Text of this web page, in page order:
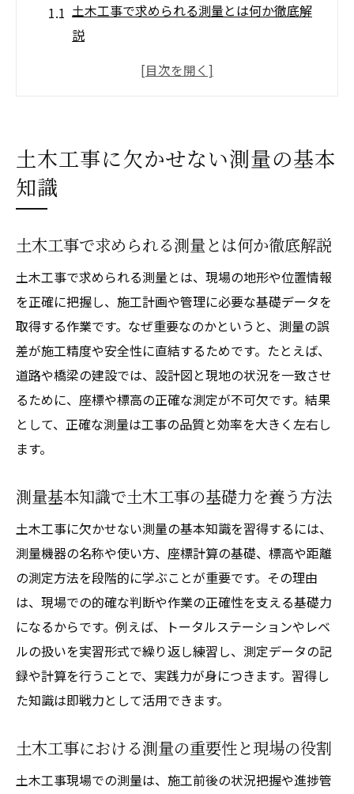
土木工事で求められる測量とは何か徹底解
説
測量基本知識で土木工事の基礎力を養う方
測量工程の流れと土木工事現場でのポイン
得
測量作業の流れを現場目線で解説
土木工事現場での測量作業の流れと手順を
紹介
工事測量の基本的な進め方と現場対応のコ
ツ
土木工事における流れと測量の重要な役割
実践で活かせる測量作業の段取りと注意点
基準点測量の意義と現場での役割
基準点測量が土木工事現場で果たす役割と
正確な基準点設置が土木工事測量で重要な
理由
基準点測量のやり方と現場での活用法を解
説
土木工事測量の信頼性を高める基準点管理
土木工事で使う測量道具の選び方と活用法
精度を左右する測量道具と土木工事の関係
土木工事に欠かせない測量の基本
知識
土木工事で求められる測量とは何か徹底解説
土木工事で求められる測量とは、現場の地形や位置情報
を正確に把握し、施工計画や管理に必要な基礎データを
取得する作業です。なぜ重要なのかというと、測量の誤
差が施工精度や安全性に直結するためです。たとえば、
道路や橋梁の建設では、設計図と現地の状況を一致させ
るために、座標や標高の正確な測定が不可欠です。結果
として、正確な測量は工事の品質と効率を大きく左右し
ます。
測量基本知識で土木工事の基礎力を養う方法
土木工事に欠かせない測量の基本知識を習得するには、
測量機器の名称や使い方、座標計算の基礎、標高や距離
の測定方法を段階的に学ぶことが重要です。その理由
は、現場での的確な判断や作業の正確性を支える基礎力
になるからです。例えば、トータルステーションやレベ
ルの扱いを実習形式で繰り返し練習し、測定データの記
録や計算を行うことで、実践力が身につきます。習得し
た知識は即戦力として活用できます。
土木工事における測量の重要性と現場の役割
土木工事現場での測量は、施工前後の状況把握や進捗管